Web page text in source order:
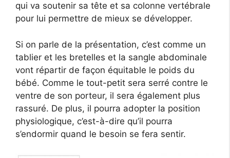
qui va soutenir sa tête et sa colonne vertébrale
pour lui permettre de mieux se développer.
Si on parle de la présentation, c’est comme un
tablier et les bretelles et la sangle abdominale
vont répartir de façon équitable le poids du
bébé. Comme le tout-petit sera serré contre le
ventre de son porteur, il sera également plus
rassuré. De plus, il pourra adopter la position
physiologique, c’est-à-dire qu’il pourra
s’endormir quand le besoin se fera sentir.